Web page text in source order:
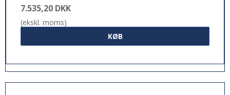
7.535,20 DKK
(ekskl. moms)
KØB